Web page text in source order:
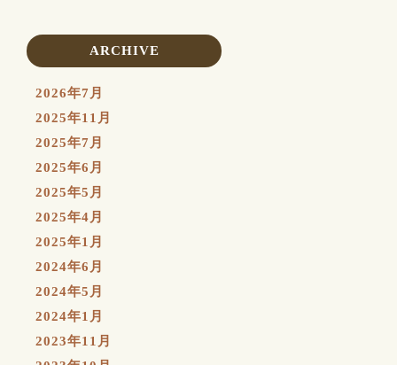
ARCHIVE
2026年7月
2025年11月
2025年7月
2025年6月
2025年5月
2025年4月
2025年1月
2024年6月
2024年5月
2024年1月
2023年11月